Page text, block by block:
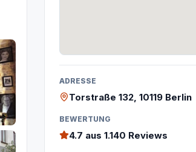
ADRESSE
Torstraße 132, 10119 Berlin
BEWERTUNG
4.7 aus 1.140 Reviews